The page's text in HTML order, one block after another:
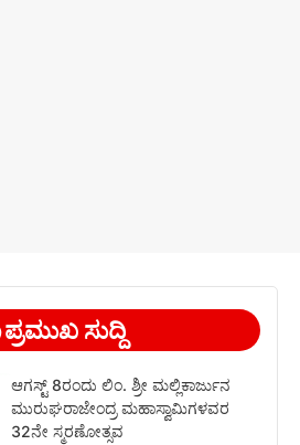
ಪ್ರಮುಖ ಸುದ್ದಿ
ಆಗಸ್ಟ್ 8ರಂದು ಲಿಂ. ಶ್ರೀ ಮಲ್ಲಿಕಾರ್ಜುನ
ಮುರುಘರಾಜೇಂದ್ರ ಮಹಾಸ್ವಾಮಿಗಳವರ
32ನೇ ಸ್ಮರಣೋತ್ಸವ